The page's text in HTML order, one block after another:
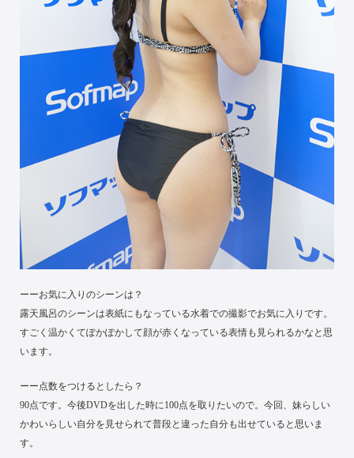
ーーお気に入りのシーンは？
露天風呂のシーンは表紙にもなっている水着での撮影でお気に入りです。
すごく温かくてぽかぽかして顔が赤くなっている表情も見られるかなと思
います。
ーー点数をつけるとしたら？
90点です。今後DVDを出した時に100点を取りたいので。今回、妹らしい
かわいらしい自分を見せられて普段と違った自分も出せていると思いま
す。